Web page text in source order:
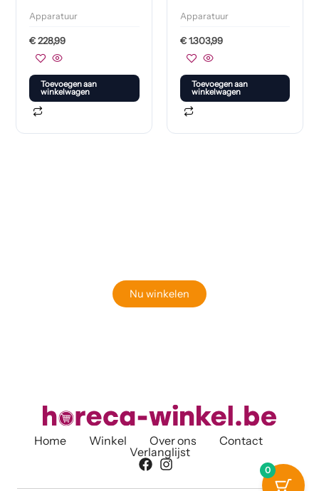
Apparatuur
€228,99
Toevoegen aan
winkelwagen
Apparatuur
€1.303,99
Toevoegen aan
winkelwagen
Nu winkelen
Home Winkel Over ons
Contact
Verlanglijst
0